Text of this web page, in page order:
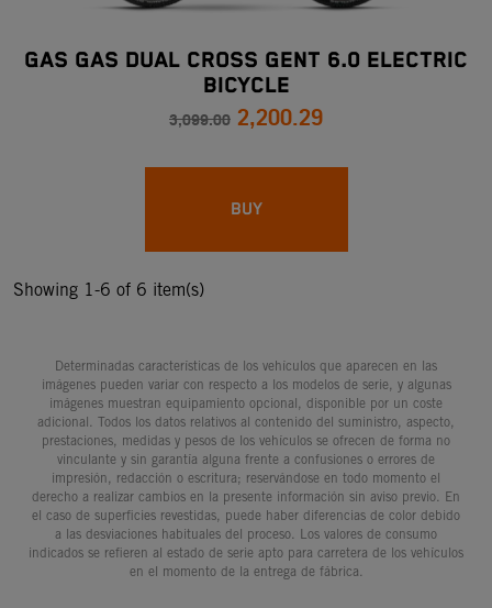
GAS GAS DUAL CROSS GENT 6.0 ELECTRIC
BICYCLE
3,099.00 2,200.29
BUY
Showing 1-6 of 6 item(s)
Determinadas características de los vehículos que aparecen en las
imágenes pueden variar con respecto a los modelos de serie, y algunas
imágenes muestran equipamiento opcional, disponible por un coste
adicional. Todos los datos relativos al contenido del suministro, aspecto,
prestaciones, medidas y pesos de los vehículos se ofrecen de forma no
vinculante y sin garantía alguna frente a confusiones o errores de
impresión, redacción o escritura; reservándose en todo momento el
derecho a realizar cambios en la presente información sin aviso previo. En
el caso de superficies revestidas, puede haber diferencias de color debido
a las desviaciones habituales del proceso. Los valores de consumo
indicados se refieren al estado de serie apto para carretera de los vehículos
en el momento de la entrega de fábrica.